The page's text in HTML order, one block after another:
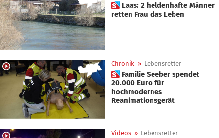
 Laas: 2 heldenhafte Männer
retten Frau das Leben
Chronik » Lebensretter
 Familie Seeber spendet
20.000 Euro für
hochmodernes
Reanimationsgerät
Videos » Lebensretter